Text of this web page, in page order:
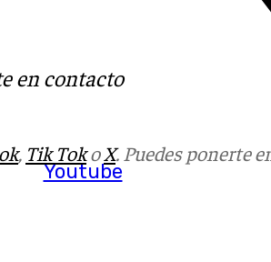
Youtube
en contacto
, Tik TokoX. Puedes ponerte